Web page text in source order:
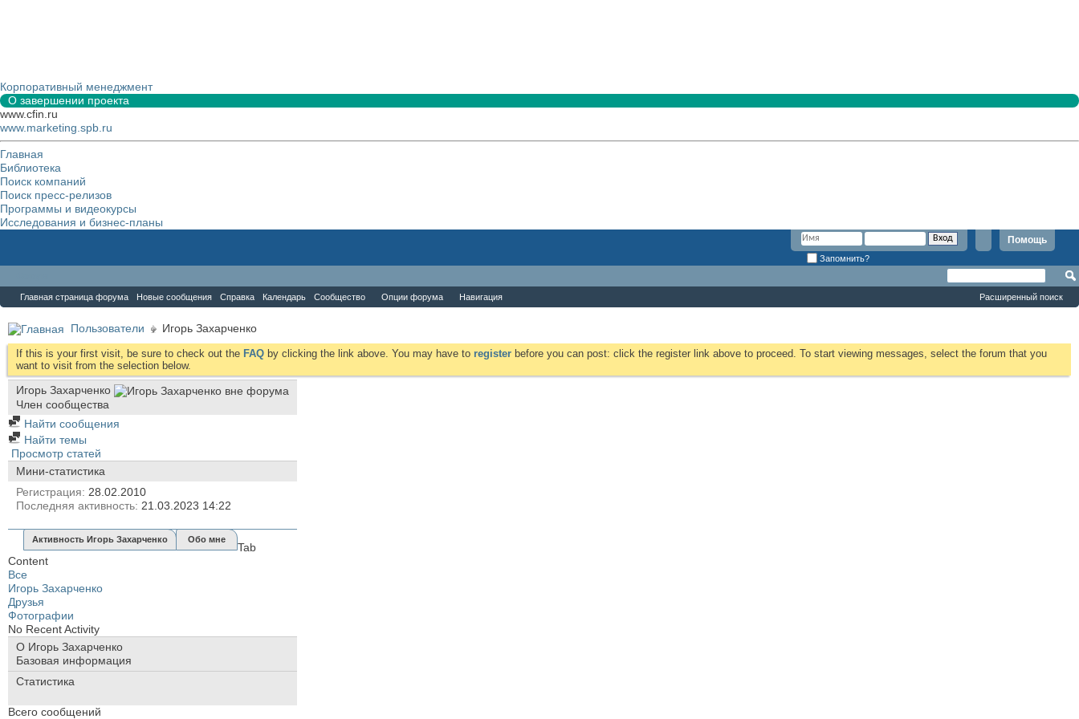
Корпоративный менеджмент
О завершении проекта
www.cfin.ru
www.marketing.spb.ru
Главная
Библиотека
Поиск компаний
Поиск пресс-релизов
Программы и видеокурсы
Исследования и бизнес-планы
Помощь
Запомнить?
Главная страница форума Новые сообщения Справка Календарь Сообщество Опции форума Навигация Расширенный поиск
Пользователи Игорь Захарченко
If this is your first visit, be sure to check out the FAQ by clicking the link above. You may have to register before you can post: click the register link above to proceed. To start viewing messages, select the forum that you
want to visit from the selection below.
Игорь Захарченко
Член сообщества
Найти сообщения
Найти темы
Просмотр статей
Мини-статистика
Регистрация
28.02.2010
Последняя активность 21.03.2023 14:22
Активность Игорь Захарченко Обо мне
Tab
Content
Все
Игорь Захарченко
Друзья
Фотографии
No Recent Activity
О Игорь Захарченко
Базовая информация
Статистика
Всего сообщений